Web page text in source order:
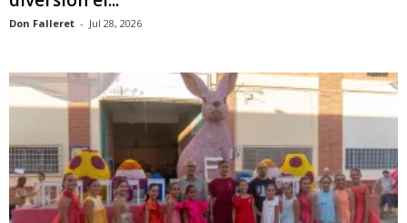
Don Falleret - Jul 28, 2026